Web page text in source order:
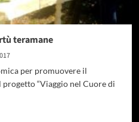
teramane
per promuovere il
“Viaggio nel Cuore di